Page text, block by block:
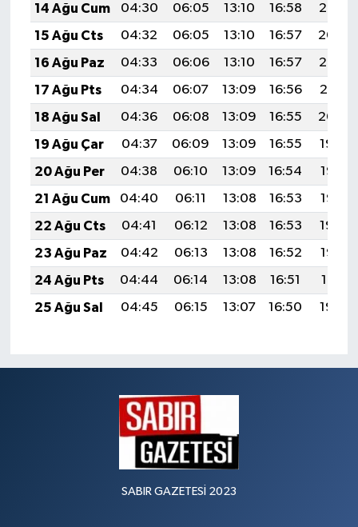
14 Ağu Cum
04:30 06:05 13:10 16:58
20:05
15 Ağu Cts
04:32 06:05 13:10 16:57
20:04
16 Ağu Paz
04:33 06:06 13:10 16:57
20:03
17 Ağu Pts
04:34 06:07 13:09 16:56
20:01
18 Ağu Sal
04:36 06:08 13:09 16:55
20:00
19 Ağu Çar
04:37 06:09 13:09 16:55
19:59
20 Ağu Per
04:38 06:10 13:09 16:54
19:57
21 Ağu Cum
04:40 06:11 13:08 16:53
19:56
22 Ağu Cts
04:41 06:12 13:08 16:53
19:54
23 Ağu Paz
04:42 06:13 13:08 16:52
19:53
24 Ağu Pts
04:44 06:14 13:08 16:51
19:51
25 Ağu Sal
04:45 06:15 13:07 16:50 19:50
SABIR GAZETESİ 2023